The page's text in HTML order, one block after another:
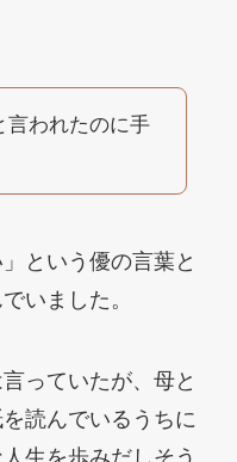
言われたのに手
という優の言葉と
いました。
っていたが、母と
読んでいるうちに
生を歩みだしそう